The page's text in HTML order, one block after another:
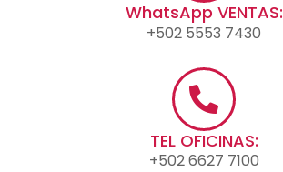
WhatsApp VENTAS:
+502 5553 7430
TEL OFICINAS:
+502 6627 7100